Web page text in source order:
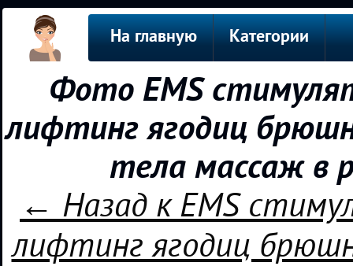
На главную Категории
Фото EMS
лифтинг ягодиц
тела массаж в
← Назад к EMS
лифтинг ягодиц